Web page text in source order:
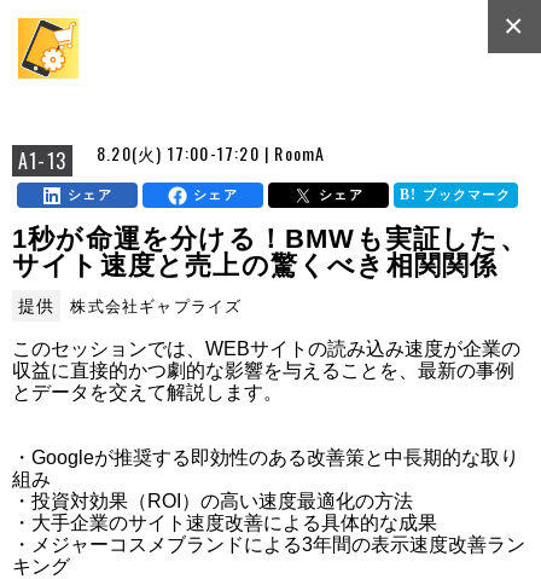
A1-13 8.20(火) 17:00-17:20 | RoomA
×
シェア シェア シェア ブックマーク
1秒が命運を分ける！BMWも実証した、
サイト速度と売上の驚くべき相関関係
提供 株式会社ギャプライズ
このセッションでは、WEBサイトの読み込み速度が企業の
収益に直接的かつ劇的な影響を与えることを、最新の事例
とデータを交えて解説します。
・Googleが推奨する即効性のある改善策と中長期的な取り
組み
・投資対効果（ROI）の高い速度最適化の方法
・大手企業のサイト速度改善による具体的な成果
・メジャーコスメブランドによる3年間の表示速度改善ラン
キング